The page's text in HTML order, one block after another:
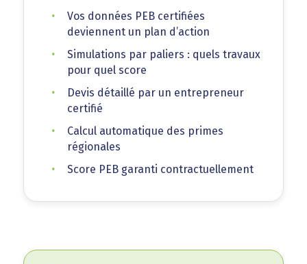
Vos données PEB certifiées
deviennent un plan d’action
Simulations par paliers : quels travaux
pour quel score
Devis détaillé par un entrepreneur
certifié
Calcul automatique des primes
régionales
Score PEB garanti contractuellement